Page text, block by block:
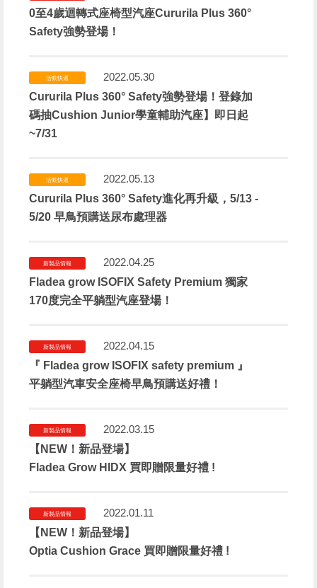
0至4歲迴轉式座椅型汽座Cururila Plus 360°
Safety強勢登場！
活動快遞
2022.05.30
Cururila Plus 360° Safety強勢登場！登錄加
碼抽Cushion Junior學童輔助汽座】即日起
~7/31
活動快遞
2022.05.13
Cururila Plus 360° Safety進化再升級，5/13 -
5/20 早鳥預購送尿布處理器
新製品情報
2022.04.25
Fladea grow ISOFIX Safety Premium 獨家
170度完全平躺型汽座登場！
新製品情報
2022.04.15
『 Fladea grow ISOFIX safety premium 』
平躺型汽車安全座椅早鳥預購送好禮！
新製品情報
2022.03.15
【NEW！新品登場】
Fladea Grow HIDX 買即贈限量好禮 !
新製品情報
2022.01.11
【NEW！新品登場】
Optia Cushion Grace 買即贈限量好禮 !